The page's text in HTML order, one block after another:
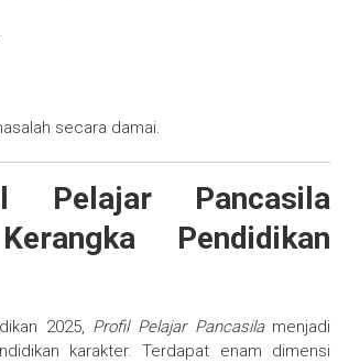
secara damai.
Pelajar Pancasila
Pendidikan
2025, Profil Pelajar Pancasilamenjadi
karakter. Terdapat enam dimensi